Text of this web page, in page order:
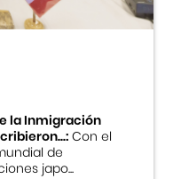
la Inmigración
Con el
de
japo...